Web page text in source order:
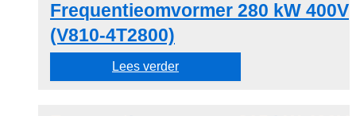
Frequentieomvormer 280 kW 400V
(V810-4T2800)
Lees verder